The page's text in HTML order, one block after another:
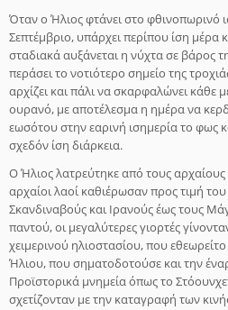
Όταν ο Ήλιος φτάνει στο φθινοπωρινό
Σεπτέμβριο, υπάρχει περίπου ίση μέρα
σταδιακά αυξάνεται η νύχτα σε βάρος
περάσει το νοτιότερο σημείο της
αρχίζει και πάλι να σκαρφαλώνει κάθε
ουρανό, με αποτέλεσμα η ημέρα να
εωσότου στην εαρινή ισημερία το φως
σχεδόν ίση διάρκεια.
Ο Ήλιος λατρεύτηκε από τους αρχαίους
αρχαίοι λαοί καθιέρωσαν προς τιμή
Σκανδιναβούς και Ιρανούς έως τους
παντού, οι μεγαλύτερες γιορτές
χειμερινού ηλιοστασίου, που
Ήλιου, που σηματοδοτούσε και την
Προϊστορικά μνημεία όπως το
σχετίζονταν με την καταγραφή των